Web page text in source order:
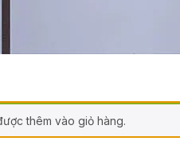
thêm vào giỏ hàng.